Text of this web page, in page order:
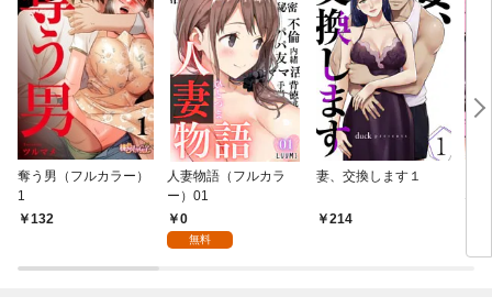
奪う男（フルカラー）
1
132
人妻物語（フルカラ
ー）01
0
無料
妻、交換します１
214
な